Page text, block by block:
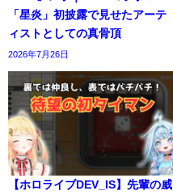
「星炎」初披露で見せたアーテ
ィストとしての真骨頂
2026年7月26日
【ホロライブDEV_IS】先輩の威